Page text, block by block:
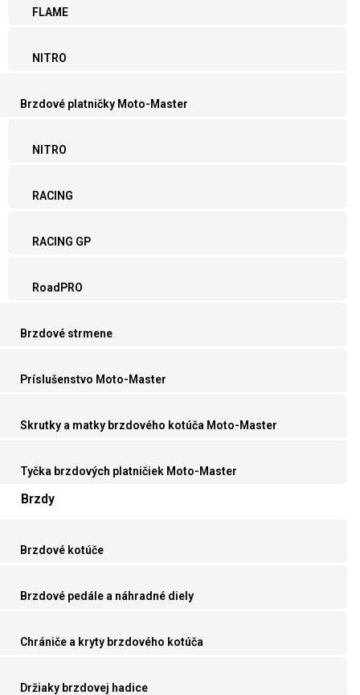
FLAME
NITRO
Brzdové platničky Moto-Master
NITRO
RACING
RACING GP
RoadPRO
Brzdové strmene
Príslušenstvo Moto-Master
Skrutky a matky brzdového kotúča Moto-Master
Tyčka brzdových platničiek Moto-Master
Brzdy
Brzdové kotúče
Brzdové pedále a náhradné diely
Chrániče a kryty brzdového kotúča
Držiaky brzdovej hadice